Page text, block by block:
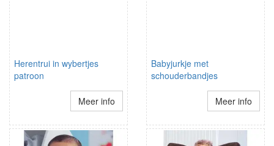
Herentrui in wybertjes
patroon
Meer info
Babyjurkje met
schouderbandjes
Meer info